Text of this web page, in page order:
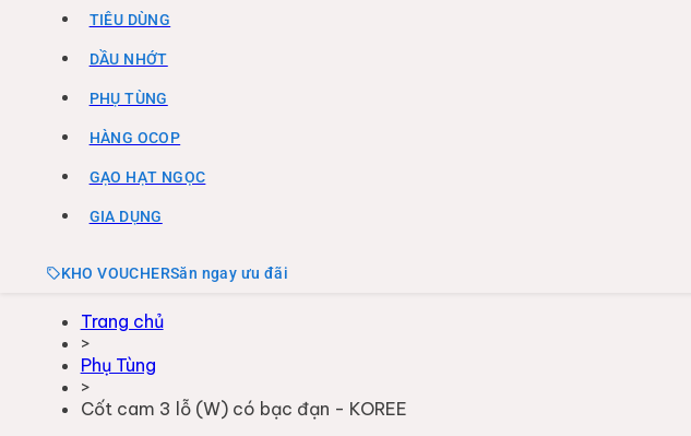
TIÊU DÙNG
DẦU NHỚT
PHỤ TÙNG
HÀNG OCOP
GẠO HẠT NGỌC
GIA DỤNG
KHO VOUCHERSăn ngay ưu đãi
Trang chủ
>
Phụ Tùng
>
Cốt cam 3 lỗ (W) có bạc đạn - KOREE